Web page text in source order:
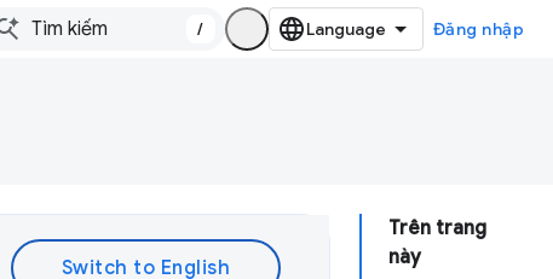
/ Đăng nhập
Trên trang
này